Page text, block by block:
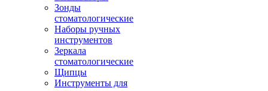
Зонды
стоматологические
Наборы ручных
инструментов
Зеркала
стоматологические
Щипцы
Инструменты для